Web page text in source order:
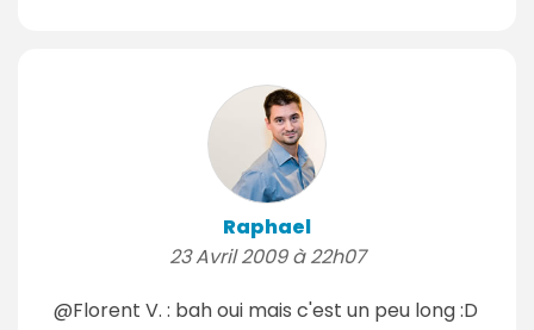
Raphael
23 Avril 2009 à 22h07
@Florent V. : bah oui mais c'est un peu long :D